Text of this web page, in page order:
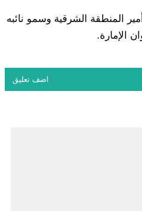
المنطقة الشرقية وسمو نائبه
الإمارة.
اضف تعليق